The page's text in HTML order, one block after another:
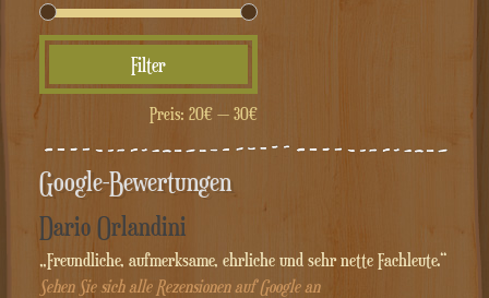
Preis
Preis
Filter
Preis: 20€— 30€
Google-Bewertungen
Dario Orlandini
„Freundliche, aufmerksame, ehrliche und sehr nette Fachleute.“
Sehen Sie sich alle Rezensionen auf Google an